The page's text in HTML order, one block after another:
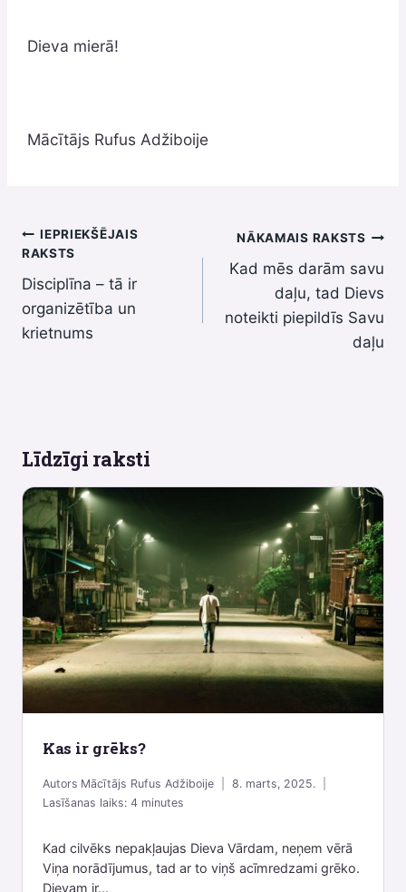
Dieva mierā!
Mācītājs Rufus Adžiboije
Ziņu
izvēlne
IEPRIEKŠĒJAIS
RAKSTS
Disciplīna – tā ir
organizētība un
krietnums
NĀKAMAIS RAKSTS
Kad mēs darām savu
daļu, tad Dievs
noteikti piepildīs Savu
daļu
Līdzīgi raksti
Kas ir grēks?
Autors Mācītājs Rufus Adžiboije
8. marts, 2025.
Lasīšanas laiks:4 minutes
Kad cilvēks nepakļaujas Dieva Vārdam, neņem vērā
Viņa norādījumus, tad ar to viņš acīmredzami grēko.
Dievam ir...